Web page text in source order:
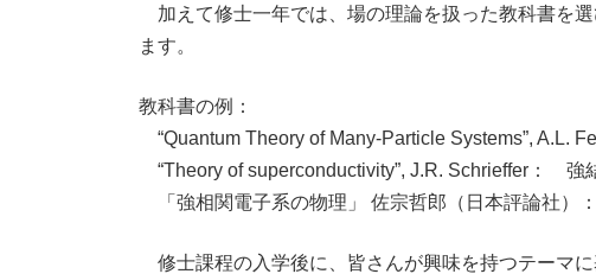
加えて修士一年では、場の理論を扱った教科書を
ます。
教科書の例：
“Quantum Theory of Many-Particle Systems”, A.L.
“Theory of superconductivity”, J.R. Schrieffer： 強
「強相関電子系の物理」 佐宗哲郎（日本評論社）
修士課程の入学後に、皆さんが興味を持つテーマ